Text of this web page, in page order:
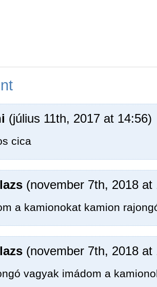
(július 11th, 2017 at 14:56)
cica
(november 7th, 2018 at
a kamionokat kamion
(november 7th, 2018 at
vagyak imádom a